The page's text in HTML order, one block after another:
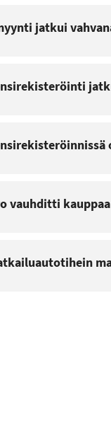
jatkui
vauhditti kauppaa